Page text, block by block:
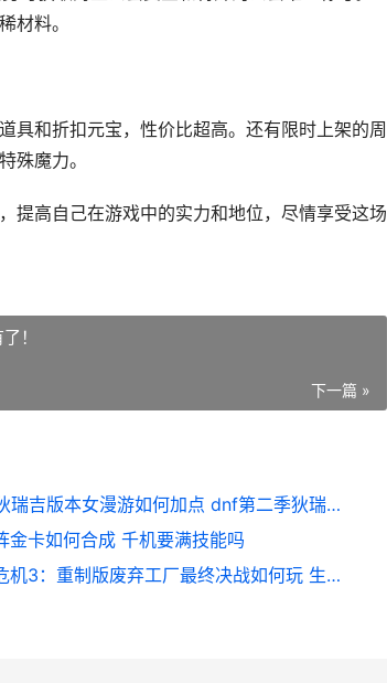
材料。
具和折扣元宝，性价比超高。还有限时上架的周
殊魔力。
提高自己在游戏中的实力和地位，尽情享受这场
！
下一篇 »
DNF狄瑞吉版本女漫游如何加点 dnf第二季狄瑞吉加点
金卡如何合成 千机要满技能吗
生化危机3：重制版废弃工厂最终决战如何玩 生化危机3重制版保险箱密码